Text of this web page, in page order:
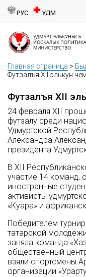
РУС УДМ
Главная страница >
Футзалъя XII элькун
Футзалъя XII
24 февраля XII
футзалу среди
Удмуртской
Александра
президента
В XII
участие 14 команд,
иностранные
активисты
«Куара» и
Победителем
татарской
заняла команда
общественный
взяли спортсмены
организации